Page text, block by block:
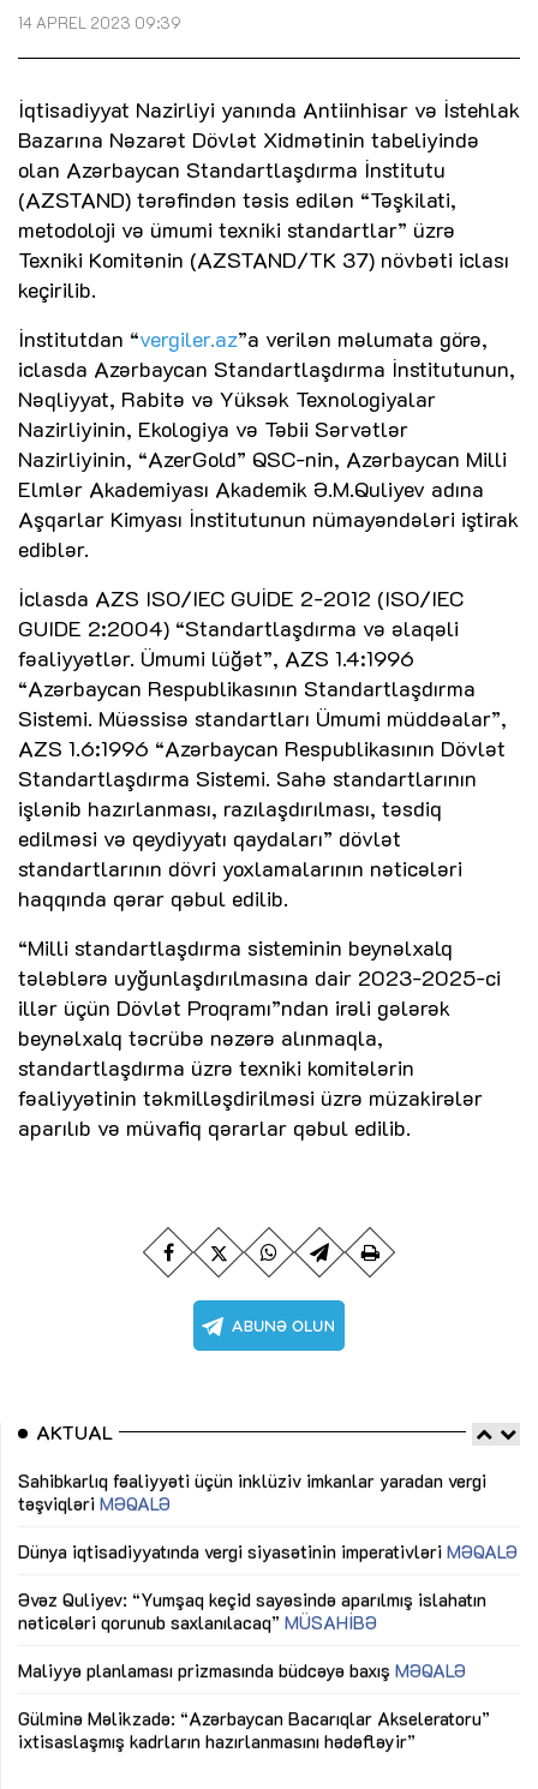
14 APREL 2023 09:39
İqtisadiyyat Nazirliyi yanında Antiinhisar və İstehlak
Bazarına Nəzarət Dövlət Xidmətinin tabeliyində
olan Azərbaycan Standartlaşdırma İnstitutu
(AZSTAND) tərəfindən təsis edilən “Təşkilati,
metodoloji və ümumi texniki standartlar” üzrə
Texniki Komitənin (AZSTAND/TK 37) növbəti iclası
keçirilib.
İnstitutdan “vergiler.az”a verilən məlumata görə,
iclasda Azərbaycan Standartlaşdırma İnstitutunun,
Nəqliyyat, Rabitə və Yüksək Texnologiyalar
Nazirliyinin, Ekologiya və Təbii Sərvətlər
Nazirliyinin, “AzerGold” QSC-nin, Azərbaycan Milli
Elmlər Akademiyası Akademik Ə.M.Quliyev adına
Aşqarlar Kimyası İnstitutunun nümayəndələri iştirak
ediblər.
İclasda AZS ISO/IEC GUİDE 2-2012 (ISO/IEC
GUIDE 2:2004) “Standartlaşdırma və əlaqəli
fəaliyyətlər. Ümumi lüğət”, AZS 1.4:1996
“Azərbaycan Respublikasının Standartlaşdırma
Sistemi. Müəssisə standartları Ümumi müddəalar”,
AZS 1.6:1996 “Azərbaycan Respublikasının Dövlət
Standartlaşdırma Sistemi. Sahə standartlarının
işlənib hazırlanması, razılaşdırılması, təsdiq
edilməsi və qeydiyyatı qaydaları” dövlət
standartlarının dövri yoxlamalarının nəticələri
haqqında qərar qəbul edilib.
“Milli standartlaşdırma sisteminin beynəlxalq
tələblərə uyğunlaşdırılmasına dair 2023-2025-ci
illər üçün Dövlət Proqramı”ndan irəli gələrək
beynəlxalq təcrübə nəzərə alınmaqla,
standartlaşdırma üzrə texniki komitələrin
fəaliyyətinin təkmilləşdirilməsi üzrə müzakirələr
aparılıb və müvafiq qərarlar qəbul edilib.
AKTUAL
Sahibkarlıq fəaliyyəti üçün inklüziv imkanlar yaradan vergi
təşviqləri MƏQALƏ
Dünya iqtisadiyyatında vergi siyasətinin imperativləri MƏQALƏ
Əvəz Quliyev: “Yumşaq keçid sayəsində aparılmış islahatın
nəticələri qorunub saxlanılacaq” MÜSAHİBƏ
Maliyyə planlaması prizmasında büdcəyə baxış MƏQALƏ
Gülminə Məlikzadə: “Azərbaycan Bacarıqlar Akseleratoru”
ixtisaslaşmış kadrların hazırlanmasını hədəfləyir”